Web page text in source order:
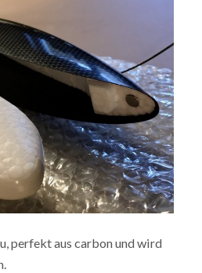
perfekt aus carbon und wird